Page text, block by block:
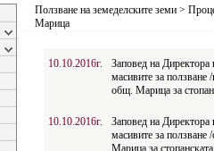
Ползване на земеделските земи >
Марица
10.10.2016г.
Заповед на
масивите за
общ. Марица за
10.10.2016г.
Заповед на
масивите за
Марица за